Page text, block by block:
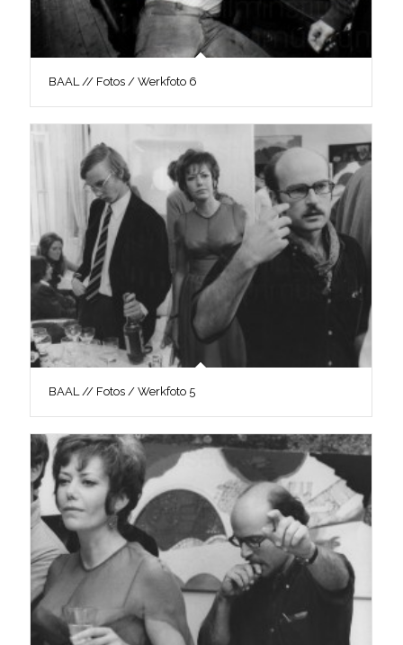
BAAL // Fotos / Werkfoto 6
BAAL // Fotos / Werkfoto 5